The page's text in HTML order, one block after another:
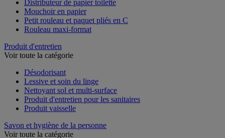
Distributeur de papier toilette
Mouchoir en papier
Petit rouleau et paquet pliés en C
Produit d'entretien
Désodorisant
Lessive et soin du linge
Nettoyant sol et multi-surface
Produit d'entretien pour les sanitaires
Savon et hygiène de la personne